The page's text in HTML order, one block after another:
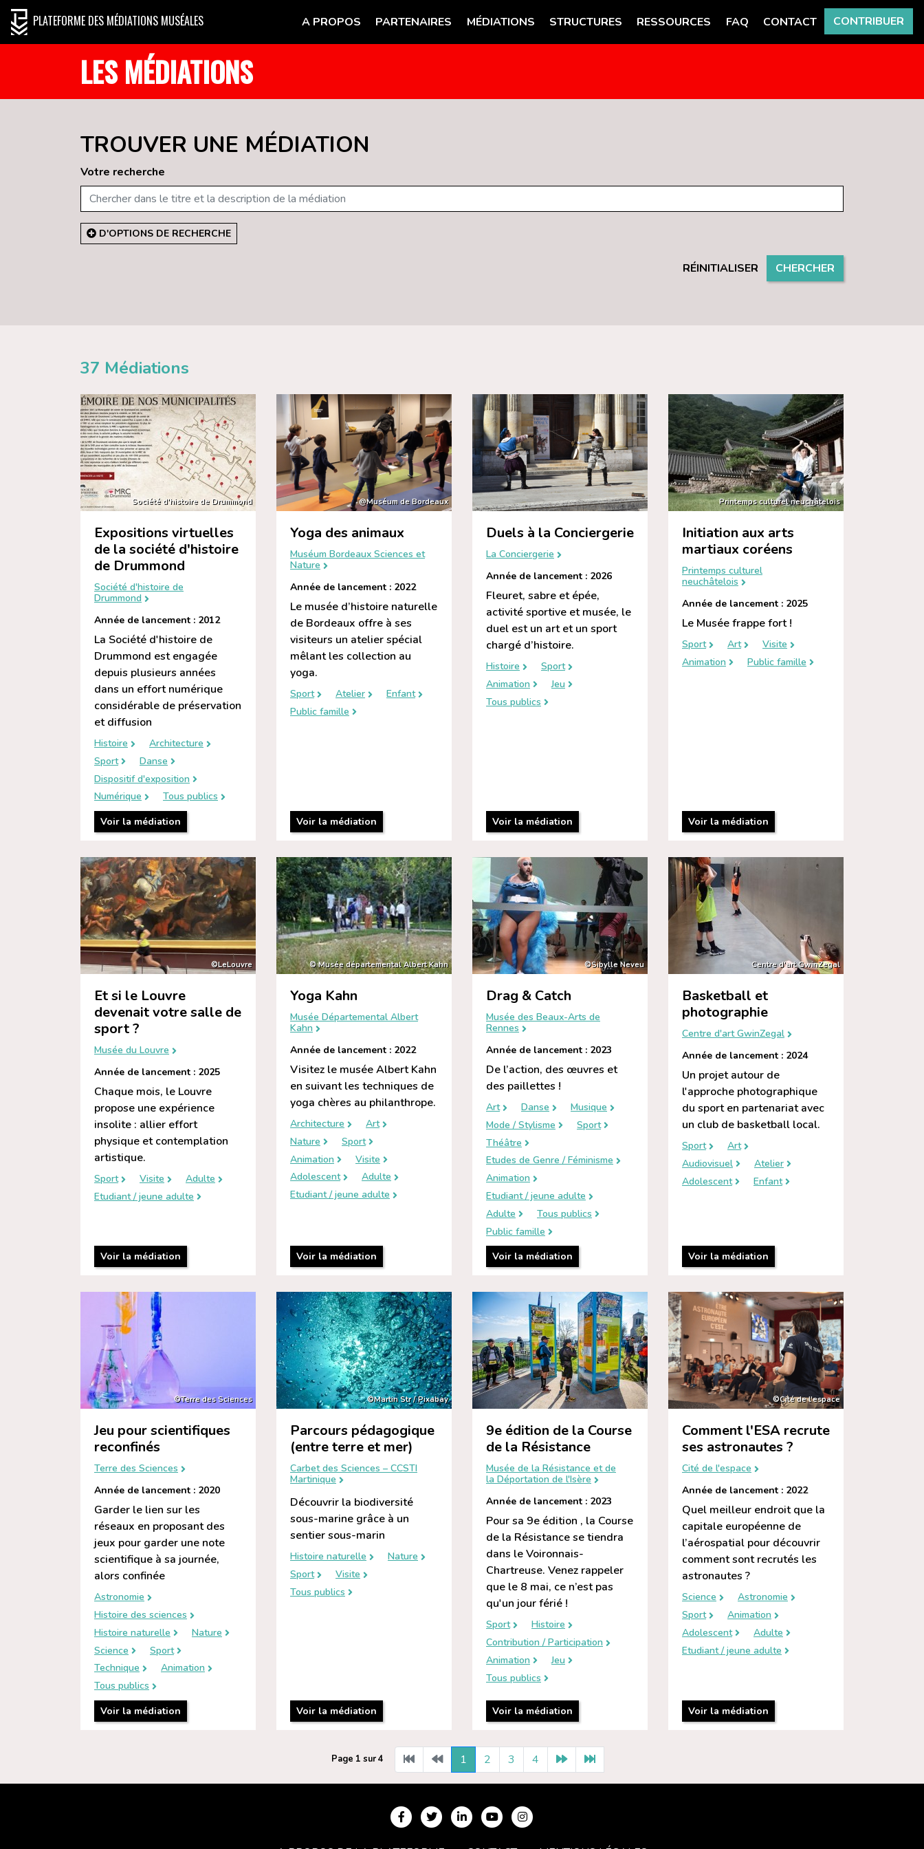
PLATEFORME DES MÉDIATIONS MUSÉALES A PROPOS PARTENAIRES MÉDIATIONS STRUCTURES RESSOURCES FAQ CONTACT CONTRIBUER
LES MÉDIATIONS
TROUVER UNE MÉDIATION
Votre recherche
D'OPTIONS DE RECHERCHE
RÉINITIALISER
37 Médiations
Société d'histoire de Drummond
Expositions virtuelles
de la société d'histoire
de Drummond
Société d'histoire de
Drummond
Année de lancement : 2012
La Société d'histoire de
Drummond est engagée
depuis plusieurs années
dans un effort numérique
considérable de préservation
et diffusion
Histoire
Architecture
Sport
Danse
Dispositif d'exposition
Numérique
Tous publics
Voir la médiation
@Muséum de Bordeaux
Yoga des animaux
Muséum Bordeaux Sciences et
Nature
Année de lancement : 2022
Le musée d’histoire naturelle
de Bordeaux offre à ses
visiteurs un atelier spécial
mêlant les collection au
yoga.
Sport Atelier
Enfant
Public famille
Voir la médiation
Duels à la Conciergerie
La Conciergerie
Année de lancement : 2026
Fleuret, sabre et épée,
activité sportive et musée, le
duel est un art et un sport
chargé d’histoire.
Histoire
Sport
Animation
Jeu
Tous publics
Voir la médiation
Printemps culturel neuchâtelois
Initiation aux arts
martiaux coréens
Printemps culturel
neuchâtelois
Année de lancement : 2025
Le Musée frappe fort !
Sport Art
Visite
Animation
Public famille
Voir la médiation
©LeLouvre
Et si le Louvre
devenait votre salle de
sport ?
Musée du Louvre
Année de lancement : 2025
Chaque mois, le Louvre
propose une expérience
insolite : allier effort
physique et contemplation
artistique.
Sport Visite
Adulte
Etudiant / jeune adulte
Voir la médiation
© Musée départemental Albert Kahn
Yoga Kahn
Musée Départemental Albert
Kahn
Année de lancement : 2022
Visitez le musée Albert Kahn
en suivant les techniques de
yoga chères au philanthrope.
Architecture
Art
Nature
Sport
Animation
Visite
Adolescent
Adulte
Etudiant / jeune adulte
Voir la médiation
©Sibylle Neveu
Drag & Catch
Musée des Beaux-Arts de
Rennes
Année de lancement : 2023
De l’action, des œuvres et
des paillettes !
Art Danse
Musique
Mode / Stylisme
Sport
Théâtre
Etudes de Genre / Féminisme
Animation
Etudiant / jeune adulte
Adulte
Tous publics
Public famille
Voir la médiation
Centre d'art GwinZegal
Basketball et
photographie
Centre d'art GwinZegal
Année de lancement : 2024
Un projet autour de
l'approche photographique
du sport en partenariat avec
un club de basketball local.
Sport
Art
Audiovisuel
Atelier
Adolescent
Enfant
Voir la médiation
©Terre des Sciences
Jeu pour scientifiques
reconfinés
Terre des Sciences
Année de lancement : 2020
Garder le lien sur les
réseaux en proposant des
jeux pour garder une note
scientifique à sa journée,
alors confinée
Astronomie
Histoire des sciences
Histoire naturelle
Nature
Science
Sport
Technique
Animation
Tous publics
Voir la médiation
©Martin Str / Pixabay
Parcours pédagogique
(entre terre et mer)
Carbet des Sciences – CCSTI
Martinique
Découvrir la biodiversité
sous-marine grâce à un
sentier sous-marin
Histoire naturelle
Nature
Sport
Visite
Tous publics
Voir la médiation
9e édition de la Course
de la Résistance
Musée de la Résistance et de
la Déportation de l'Isère
Année de lancement : 2023
Pour sa 9e édition , la Course
de la Résistance se tiendra
dans le Voironnais-
Chartreuse. Venez rappeler
que le 8 mai, ce n’est pas
qu'un jour férié !
Sport
Histoire
Contribution / Participation
Animation
Jeu
Tous publics
Voir la médiation
©Cité de l’espace
Comment l'ESA recrute
ses astronautes ?
Cité de l'espace
Année de lancement : 2022
Quel meilleur endroit que la
capitale européenne de
l’aérospatial pour découvrir
comment sont recrutés les
astronautes ?
Science
Astronomie
Sport
Animation
Adolescent
Adulte
Etudiant / jeune adulte
Voir la médiation
Page 1 sur 4 1 2 3 4